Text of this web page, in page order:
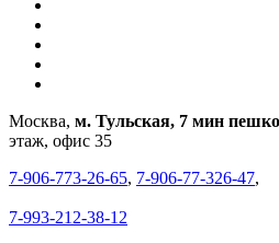
Москва, м. Тульская, 7 мин
этаж, офис 35
7-906-773-26-65, 7-906-77-326-47,
7-993-212-38-12